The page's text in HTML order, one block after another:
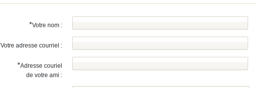
*Votre nom :
Votre adresse courriel :
*Adresse couriel
de votre ami :